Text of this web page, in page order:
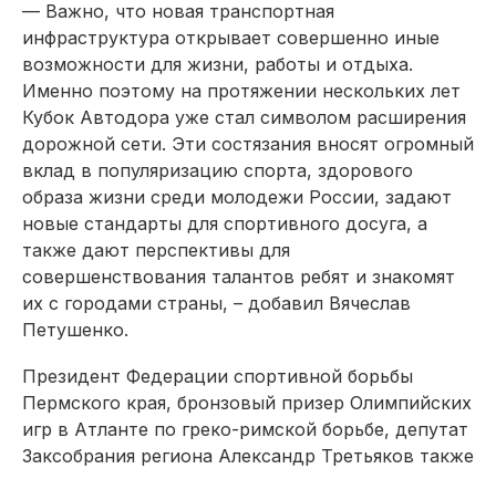
— Важно, что новая транспортная
инфраструктура открывает совершенно иные
возможности для жизни, работы и отдыха.
Именно поэтому на протяжении нескольких лет
Кубок Автодора уже стал символом расширения
дорожной сети. Эти состязания вносят огромный
вклад в популяризацию спорта, здорового
образа жизни среди молодежи России, задают
новые стандарты для спортивного досуга, а
также дают перспективы для
совершенствования талантов ребят и знакомят
их с городами страны, – добавил Вячеслав
Петушенко.
Президент Федерации спортивной борьбы
Пермского края, бронзовый призер Олимпийских
игр в Атланте по греко-римской борьбе, депутат
Заксобрания региона Александр Третьяков также